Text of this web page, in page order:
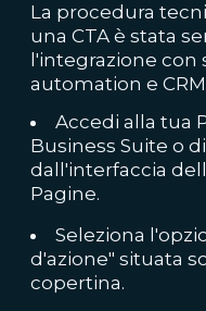
La procedura
una CTA è stata
l'integrazione
automation e
Accedi alla tua
Business Suite o
dall'interfaccia
Pagine.
Seleziona
d'azione" situata
copertina.